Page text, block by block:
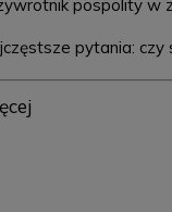
pospolity w
pytania: czy